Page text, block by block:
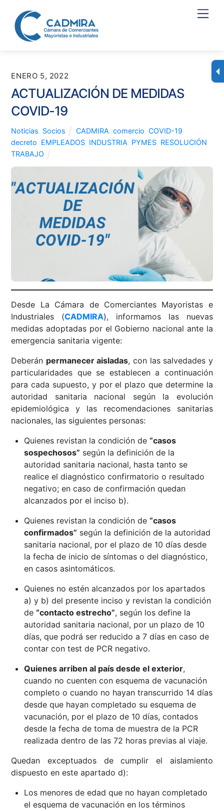
content
ENERO 5, 2022
ACTUALIZACIÓN DE MEDIDAS
COVID-19
Noticias Socios CADMIRA comercio COVID-19
decreto EMPLEADOS INDUSTRIA PYMES RESOLUCIÓN
TRABAJO
Desde La Cámara de Comerciantes Mayoristas e
Industriales (CADMIRA), informamos las nuevas
medidas adoptadas por el Gobierno nacional ante la
emergencia sanitaria vigente:
Deberán permanecer aisladas, con las salvedades y
particularidades que se establecen a continuación
para cada supuesto, y por el plazo que determine la
autoridad sanitaria nacional según la evolución
epidemiológica y las recomendaciones sanitarias
nacionales, las siguientes personas:
Quienes revistan la condición de “casos
sospechosos” según la definición de la
autoridad sanitaria nacional, hasta tanto se
realice el diagnóstico confirmatorio o resultado
negativo; en caso de confirmación quedan
alcanzados por el inciso b).
Quienes revistan la condición de “casos
confirmados” según la definición de la autoridad
sanitaria nacional, por el plazo de 10 días desde
la fecha de inicio de síntomas o del diagnóstico,
en casos asintomáticos.
Quienes no estén alcanzados por los apartados
a) y b) del presente inciso y revistan la condición
de “contacto estrecho”, según los define la
autoridad sanitaria nacional, por un plazo de 10
días, que podrá ser reducido a 7 días en caso de
contar con test de PCR negativo.
Quienes arriben al país desde el exterior,
cuando no cuenten con esquema de vacunación
completo o cuando no hayan transcurrido 14 días
desde que hayan completado su esquema de
vacunación, por el plazo de 10 días, contados
desde la fecha de toma de muestra de la PCR
realizada dentro de las 72 horas previas al viaje.
Quedan exceptuados de cumplir el aislamiento
dispuesto en este apartado d):
Los menores de edad que no hayan completado
el esquema de vacunación en los términos